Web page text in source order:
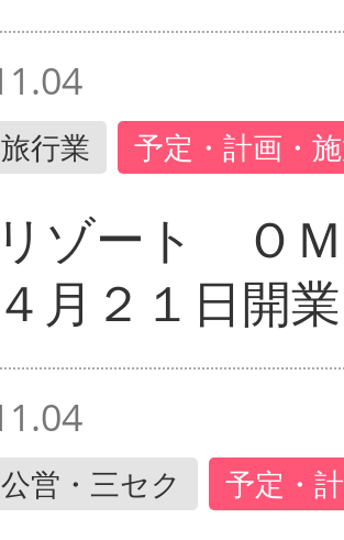
行業 予定・計画・
ゾート Ｏ
月２１日開業
営・三セク 予定・